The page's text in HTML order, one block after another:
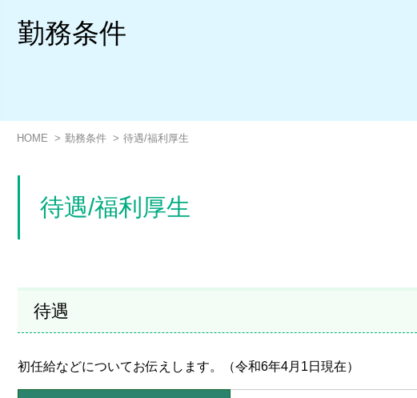
勤務条件
HOME 勤務条件 待遇/福利厚生
待遇/福利厚生
待遇
初任給などについてお伝えします。（令和6年4月1日現在）